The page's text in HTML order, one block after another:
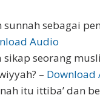
sunnah sebagai
Audio
sikap seorang
– Download
itu ittiba’ dan